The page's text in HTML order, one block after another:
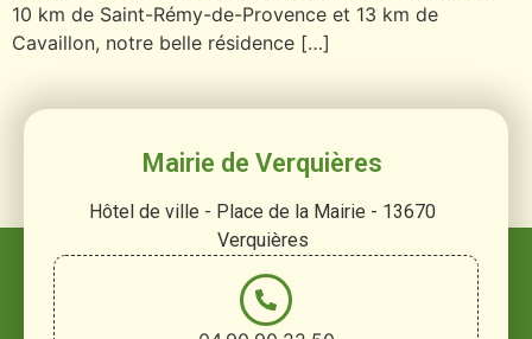
10 km de Saint-Rémy-de-Provence et 13 km de
Cavaillon, notre belle résidence […]
Mairie de Verquières
Hôtel de ville - Place de la Mairie - 13670
Verquières